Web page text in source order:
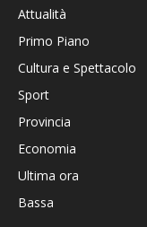
Attualità
Primo Piano
Cultura e Spettacolo
Sport
Provincia
Economia
Ultima ora
Bassa